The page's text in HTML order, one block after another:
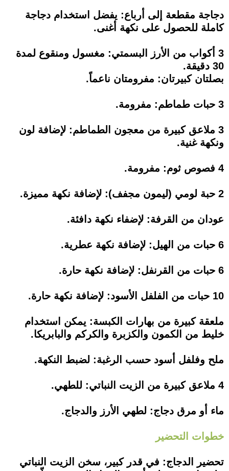
دجاجة مقطعة إلى أرباع: يفضل استخدام دجاجة
كاملة للحصول على نكهة أغنى.
3 أكواب من الأرز البسمتي: مغسول ومنقوع لمدة
30 دقيقة.
بصلتان كبيرتان: مفرومتان ناعماً.
3 حبات طماطم: مفرومة.
3 ملاعق كبيرة من معجون الطماطم: لإضافة لون
ونكهة غنية.
4 فصوص ثوم: مفرومة.
2 حبة لومي (ليمون مجفف): لإضافة نكهة مميزة.
عودان من القرفة: لإضفاء نكهة دافئة.
6 حبات من الهيل: لإضافة نكهة عطرية.
6 حبات من القرنفل: لإضافة نكهة حارة.
10 حبات من الفلفل الأسود: لإضافة نكهة حارة.
ملعقة كبيرة من بهارات الكبسة: يمكن استخدام
خليط من الكمون والكزبرة والكركم والبابريكا.
ملح وفلفل أسود حسب الرغبة: لضبط النكهة.
4 ملاعق كبيرة من الزيت النباتي: للطهي.
ماء أو مرق دجاج: لطهي الأرز والدجاج.
خطوات التحضير
تحضير الدجاج: في قدر كبير، سخن الزيت النباتي